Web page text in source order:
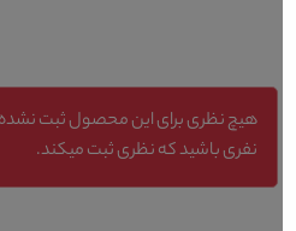
هیچ نظری برای این محصول ثبت نشده
نفری باشید که نظری ثبت میکند.